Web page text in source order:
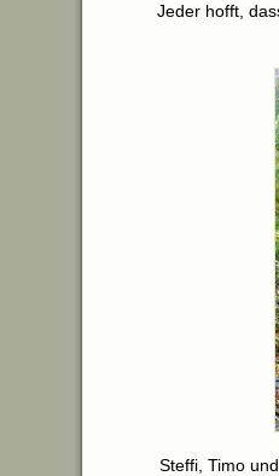
Jeder hofft,
Steffi, Timo